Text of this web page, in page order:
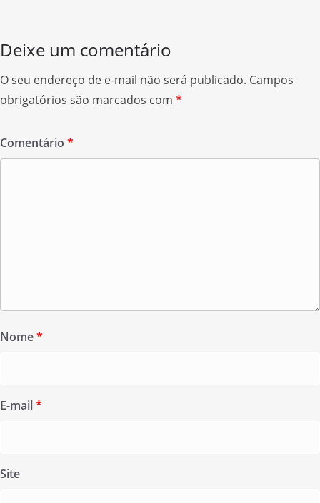
Deixe um comentário
O seu endereço de e-mail não será publicado. Campos
obrigatórios são marcados com *
Comentário *
Nome*
E-mail*
Site